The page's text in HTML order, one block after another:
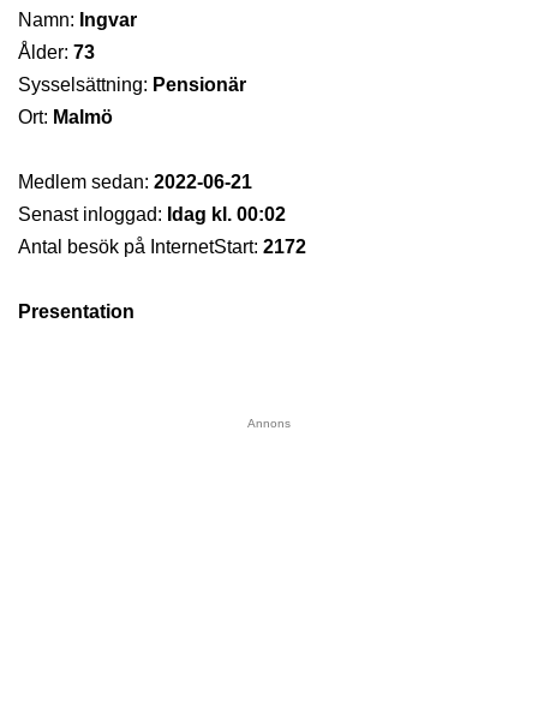
Namn: Ingvar
Ålder: 73
Sysselsättning: Pensionär
Ort: Malmö
Medlem sedan: 2022-06-21
Senast inloggad: Idag kl. 00:02
Antal besök på InternetStart: 2172
Presentation
Annons